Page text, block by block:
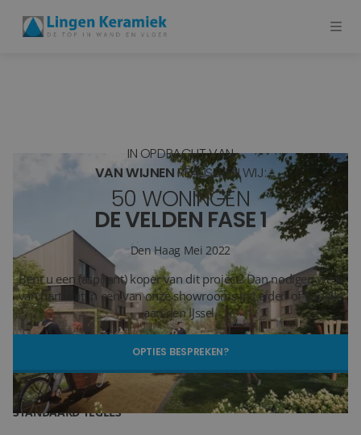
SHOWROOM BEZOEKEN
Stijlstudio's
Projecten
Blog
IN OPDRACHT VAN
VAN WIJNENREALISEREN WIJ:
50 WONINGEN
DE VELDEN FASE 1
Den Haag Mei 2022
Bent u een (aspirant) koper van dit project? Dan nodigen we u
van harte uit in een van onze showrooms in Leiden of Capelle
aan den IJssel.
OPTIES BESPREKEN?
STANDAARD TEGELS